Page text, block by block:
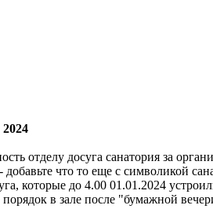
отделу досуга санатория за
что то еще с символикой
которые до 4.00 01.01.2024
в зале после "бумажной